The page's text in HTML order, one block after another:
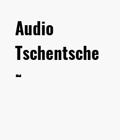
Audio
Tschentsche
r